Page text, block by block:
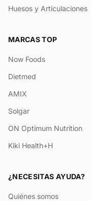
Huesos y Articulaciones
MARCAS TOP
Now Foods
Dietmed
AMIX
Solgar
ON Optimum Nutrition
Kiki Health+H
¿NECESITAS AYUDA?
Quiénes somos